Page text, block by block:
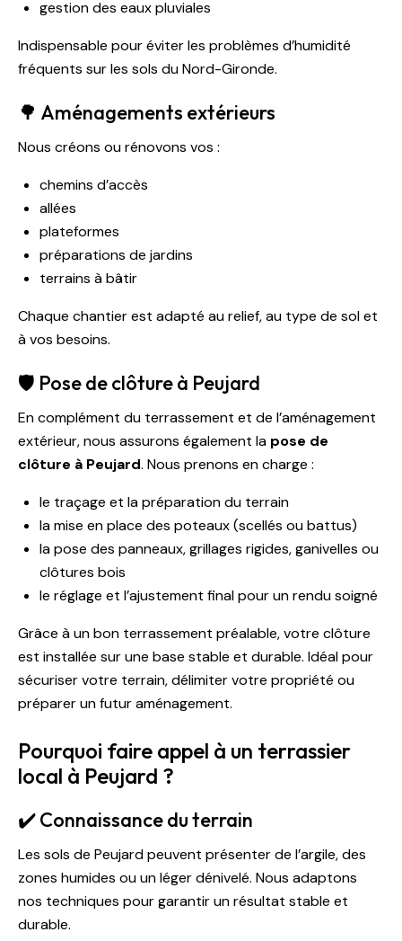
gestion des eaux pluviales
Indispensable pour éviter les problèmes d’humidité
fréquents sur les sols du Nord-Gironde.
🌳 Aménagements extérieurs
Nous créons ou rénovons vos :
chemins d’accès
allées
plateformes
préparations de jardins
terrains à bâtir
Chaque chantier est adapté au relief, au type de sol et
à vos besoins.
🛡️ Pose de clôture à Peujard
En complément du terrassement et de l’aménagement
extérieur, nous assurons également la pose de
clôture à Peujard. Nous prenons en charge :
le traçage et la préparation du terrain
la mise en place des poteaux (scellés ou battus)
la pose des panneaux, grillages rigides, ganivelles ou
clôtures bois
le réglage et l’ajustement final pour un rendu soigné
Grâce à un bon terrassement préalable, votre clôture
est installée sur une base stable et durable. Idéal pour
sécuriser votre terrain, délimiter votre propriété ou
préparer un futur aménagement.
Pourquoi faire appel à un terrassier
local à Peujard ?
✔️ Connaissance du terrain
Les sols de Peujard peuvent présenter de l’argile, des
zones humides ou un léger dénivelé. Nous adaptons
nos techniques pour garantir un résultat stable et
durable.